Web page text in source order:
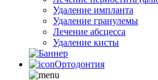
Удаление импланта
Удаление гранулемы
Лечение абсцесса
Удаление кисты
Ортодонтия